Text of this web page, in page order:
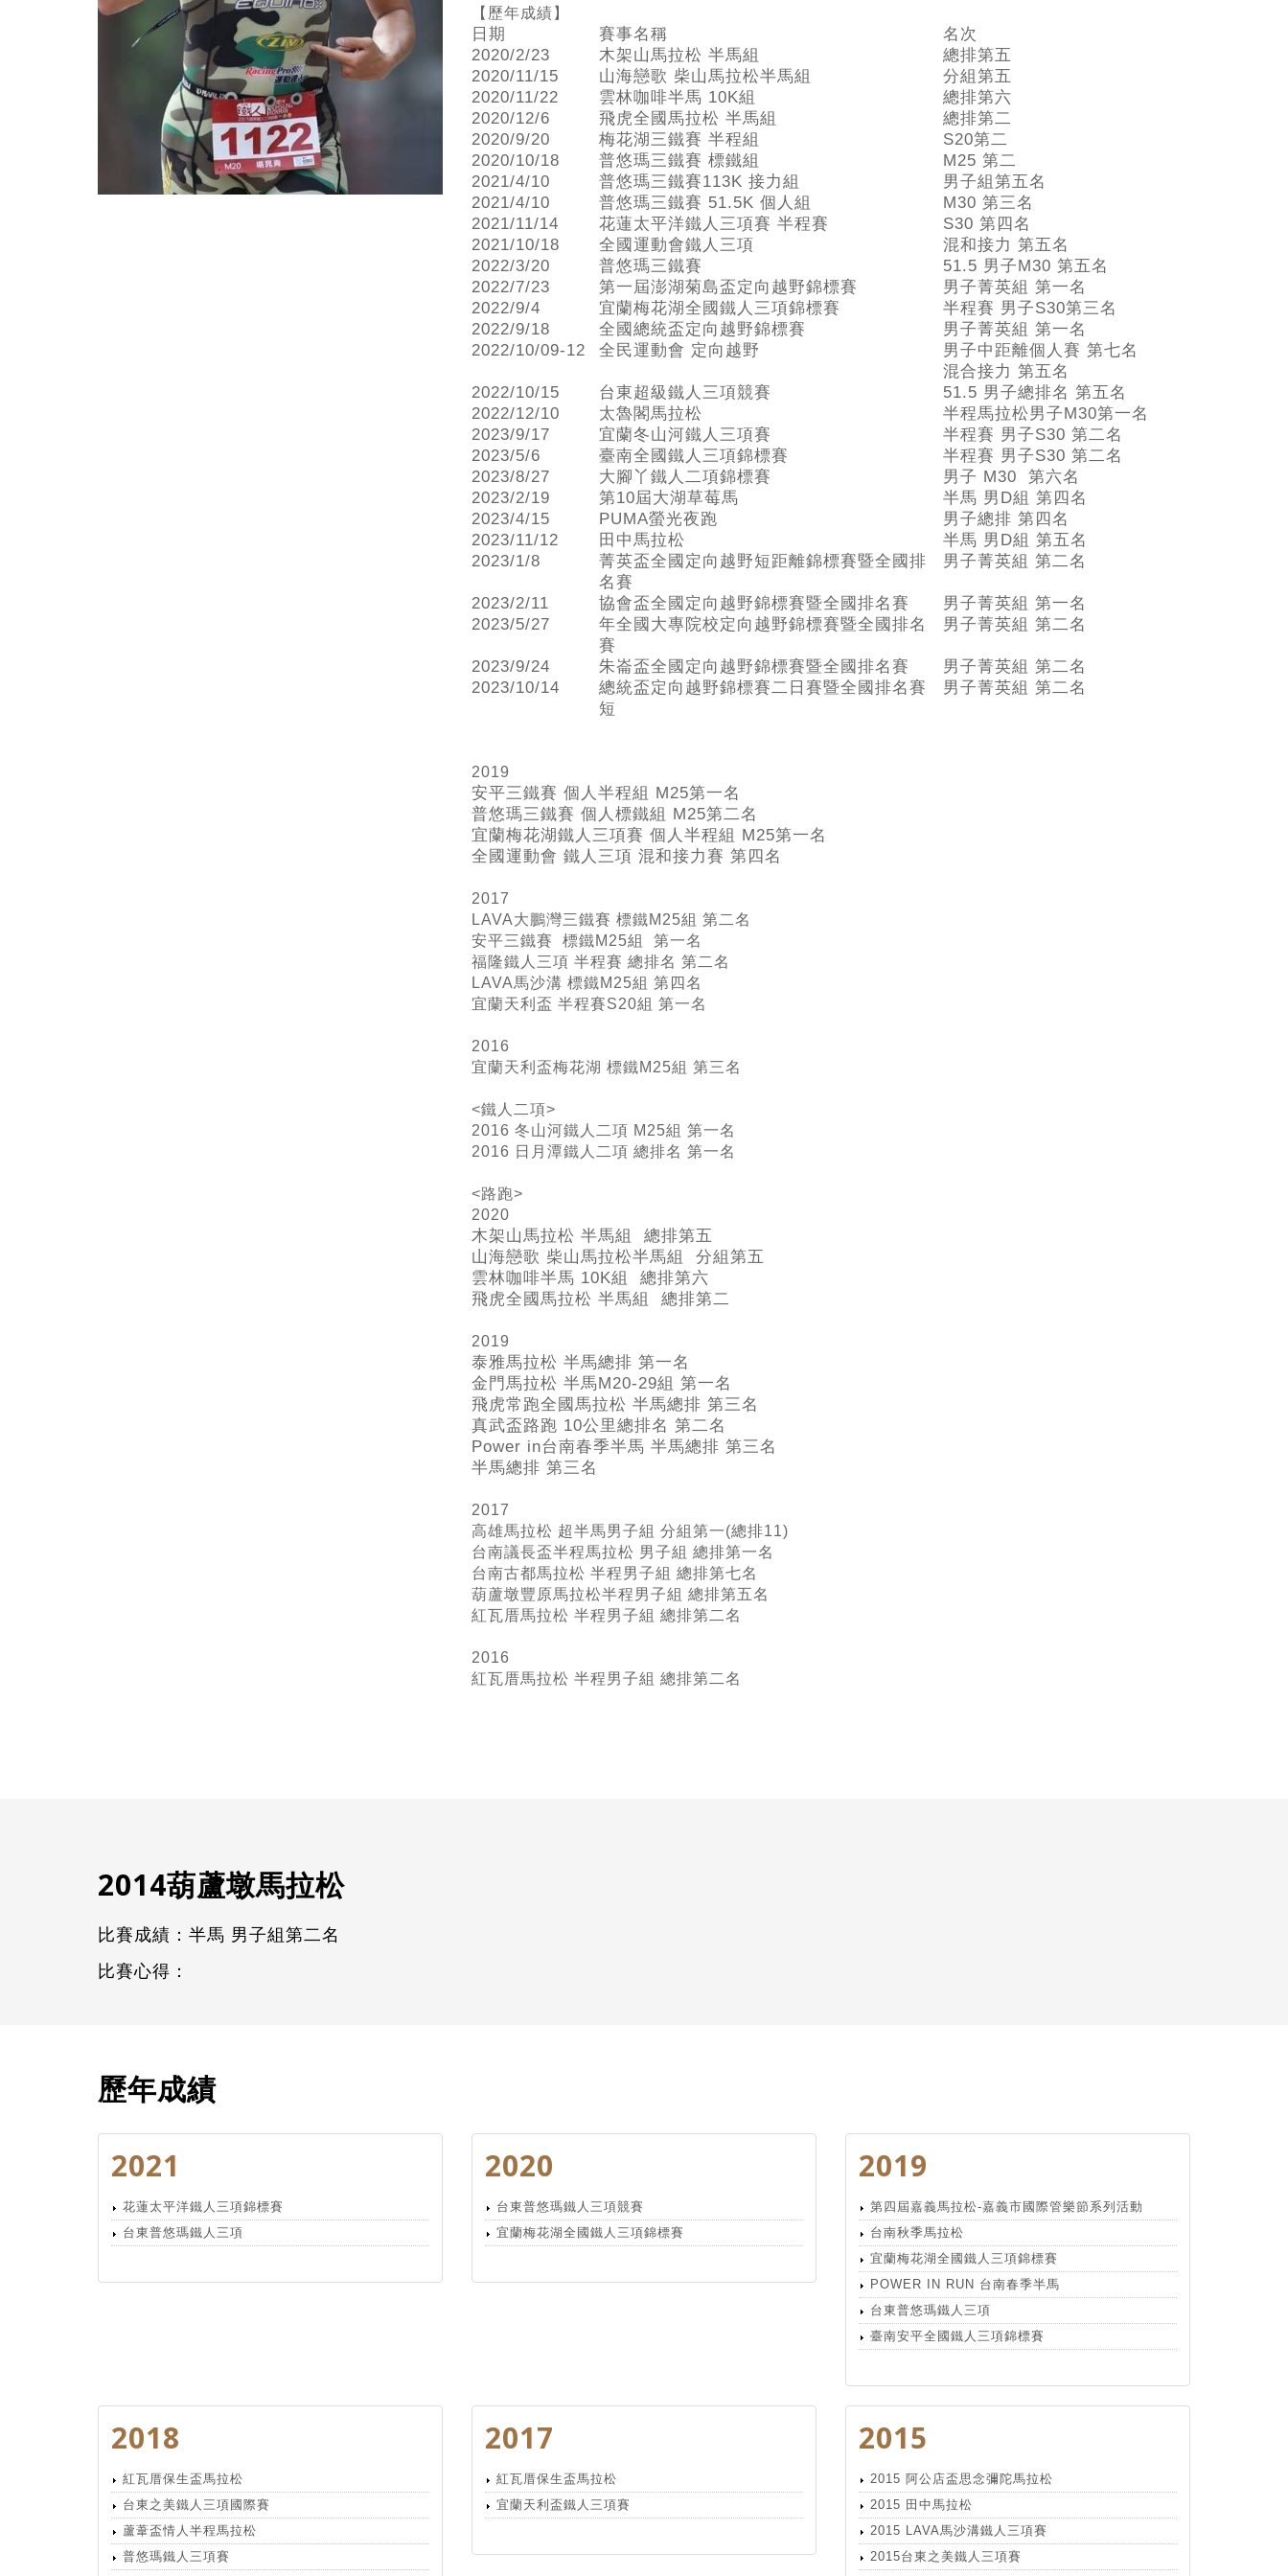
【歷年成績】
日期 賽事名稱
名次
2020/2/23
木架山馬拉松 半馬組
總排第五
2020/11/15
山海戀歌 柴山馬拉松半馬組
分組第五
2020/11/22
雲林咖啡半馬 10K組
總排第六
2020/12/6
飛虎全國馬拉松 半馬組
總排第二
2020/9/20
梅花湖三鐵賽 半程組
S20第二
2020/10/18
普悠瑪三鐵賽 標鐵組
M25 第二
2021/4/10
普悠瑪三鐵賽113K 接力組
男子組第五名
2021/4/10
普悠瑪三鐵賽 51.5K 個人組
M30 第三名
2021/11/14
花蓮太平洋鐵人三項賽 半程賽
S30 第四名
2021/10/18
全國運動會鐵人三項
混和接力 第五名
2022/3/20
普悠瑪三鐵賽
51.5 男子M30 第五名
2022/7/23
第一屆澎湖菊島盃定向越野錦標賽
男子菁英組 第一名
2022/9/4
宜蘭梅花湖全國鐵人三項錦標賽
半程賽 男子S30第三名
2022/9/18
全國總統盃定向越野錦標賽
男子菁英組 第一名
2022/10/09-12
全民運動會 定向越野
男子中距離個人賽 第七名
混合接力 第五名
2022/10/15
台東超級鐵人三項競賽
51.5 男子總排名 第五名
2022/12/10
太魯閣馬拉松
半程馬拉松男子M30第一名
2023/9/17
宜蘭冬山河鐵人三項賽
半程賽 男子S30 第二名
2023/5/6
臺南全國鐵人三項錦標賽
半程賽 男子S30 第二名
2023/8/27
大腳丫鐵人二項錦標賽
男子 M30 第六名
2023/2/19
第10屆大湖草莓馬
半馬 男D組 第四名
2023/4/15
PUMA螢光夜跑
男子總排 第四名
2023/11/12
田中馬拉松
半馬 男D組 第五名
2023/1/8
菁英盃全國定向越野短距離錦標賽暨全國排
名賽
男子菁英組 第二名
2023/2/11 協會盃全國定向越野錦標賽暨全國排名賽
男子菁英組 第一名
2023/5/27
年全國大專院校定向越野錦標賽暨全國排名
賽
男子菁英組 第二名
2023/9/24 朱崙盃全國定向越野錦標賽暨全國排名賽
男子菁英組 第二名
2023/10/14
總統盃定向越野錦標賽二日賽暨全國排名賽
短
男子菁英組 第二名
2019
安平三鐵賽 個人半程組 M25第一名
普悠瑪三鐵賽 個人標鐵組 M25第二名
宜蘭梅花湖鐵人三項賽 個人半程組 M25第一名
全國運動會 鐵人三項 混和接力賽 第四名
2017
LAVA大鵬灣三鐵賽 標鐵M25組 第二名
安平三鐵賽 標鐵M25組 第一名
福隆鐵人三項 半程賽 總排名 第二名
LAVA馬沙溝 標鐵M25組 第四名
宜蘭天利盃 半程賽S20組 第一名
2016
宜蘭天利盃梅花湖 標鐵M25組 第三名
<鐵人二項>
2016 冬山河鐵人二項 M25組 第一名
2016 日月潭鐵人二項 總排名 第一名
<路跑>
2020
木架山馬拉松 半馬組 總排第五
山海戀歌 柴山馬拉松半馬組 分組第五
雲林咖啡半馬 10K組 總排第六
飛虎全國馬拉松 半馬組 總排第二
2019
泰雅馬拉松 半馬總排 第一名
金門馬拉松 半馬M20-29組 第一名
飛虎常跑全國馬拉松 半馬總排 第三名
真武盃路跑 10公里總排名 第二名
Power in台南春季半馬 半馬總排 第三名
半馬總排 第三名
2017
高雄馬拉松 超半馬男子組 分組第一(總排11)
台南議長盃半程馬拉松 男子組 總排第一名
台南古都馬拉松 半程男子組 總排第七名
葫蘆墩豐原馬拉松半程男子組 總排第五名
紅瓦厝馬拉松 半程男子組 總排第二名
2016
紅瓦厝馬拉松 半程男子組 總排第二名
2014葫蘆墩馬拉松
比賽成績：半馬 男子組第二名
比賽心得：
歷年成績
2021
花蓮太平洋鐵人三項錦標賽
台東普悠瑪鐵人三項
2020
台東普悠瑪鐵人三項競賽
宜蘭梅花湖全國鐵人三項錦標賽
2019
第四屆嘉義馬拉松-嘉義市國際管樂節系列活動
台南秋季馬拉松
宜蘭梅花湖全國鐵人三項錦標賽
POWER IN RUN 台南春季半馬
台東普悠瑪鐵人三項
臺南安平全國鐵人三項錦標賽
2018
紅瓦厝保生盃馬拉松
台東之美鐵人三項國際賽
蘆葦盃情人半程馬拉松
普悠瑪鐵人三項賽
2017
紅瓦厝保生盃馬拉松
宜蘭天利盃鐵人三項賽
2015
2015 阿公店盃思念彌陀馬拉松
2015 田中馬拉松
2015 LAVA馬沙溝鐵人三項賽
2015台東之美鐵人三項賽